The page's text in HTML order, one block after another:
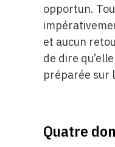
opportun.
et aucun
de dire
préparée sur
Quatre